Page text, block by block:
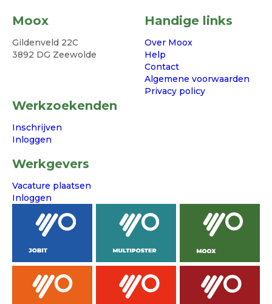
Moox
Gildenveld 22C
3892 DG Zeewolde
Handige links
Over Moox
Help
Contact
Algemene voorwaarden
Privacy policy
Werkzoekenden
Inschrijven
Inloggen
Werkgevers
Vacature plaatsen
Inloggen